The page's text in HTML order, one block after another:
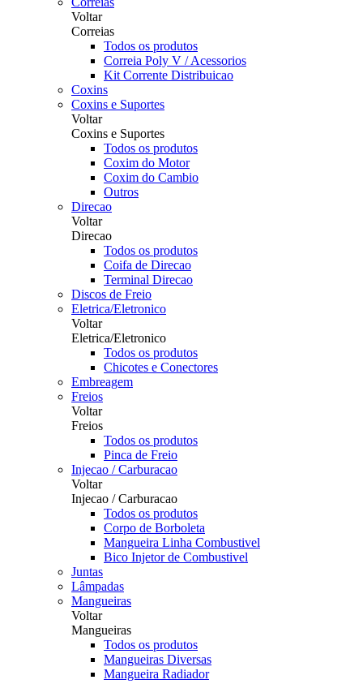
Voltar
Correias
Todos os produtos
Correia Poly V / Acessorios
Kit Corrente Distribuicao
Coxins
Coxins e Suportes
Voltar
Coxins e Suportes
Todos os produtos
Coxim do Motor
Coxim do Cambio
Outros
Direcao
Voltar
Direcao
Todos os produtos
Coifa de Direcao
Terminal Direcao
Discos de Freio
Eletrica/Eletronico
Voltar
Eletrica/Eletronico
Todos os produtos
Chicotes e Conectores
Embreagem
Freios
Voltar
Freios
Todos os produtos
Pinca de Freio
Injecao / Carburacao
Voltar
Injecao / Carburacao
Todos os produtos
Corpo de Borboleta
Mangueira Linha Combustivel
Bico Injetor de Combustivel
Juntas
Lâmpadas
Mangueiras
Voltar
Mangueiras
Todos os produtos
Mangueiras Diversas
Mangueira Radiador